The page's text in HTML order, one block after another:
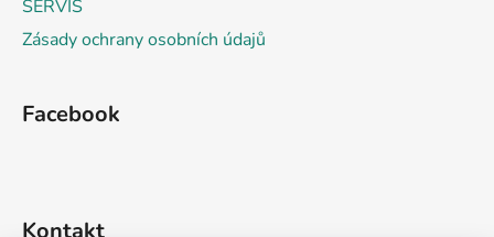
SERVIS
Zásady ochrany osobních údajů
Facebook
Kontakt